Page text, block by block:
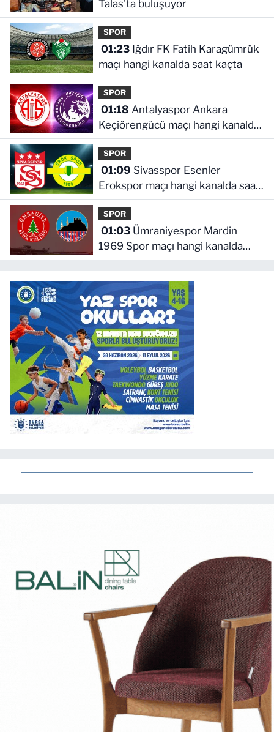
Talas'ta buluşuyor
SPOR
01:23Iğdır FK Fatih Karagümrük
maçı hangi kanalda saat kaçta
SPOR
01:18
Keçiörengücü maçı hangi kanalda
saat kaçta
SPOR
01:09
Erokspor maçı hangi kanalda saat
kaçta
SPOR
01:03Ümraniyespor Mardin
1969 Spor maçı hangi kanalda
saat kaçta!